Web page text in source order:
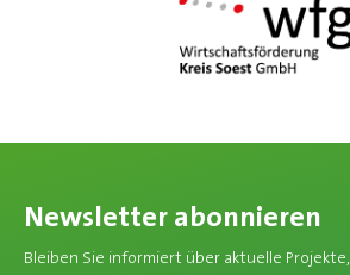
Newsletter abonnieren
Bleiben Sie informiert über aktuelle Projekte,